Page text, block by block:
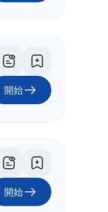
開始
開始